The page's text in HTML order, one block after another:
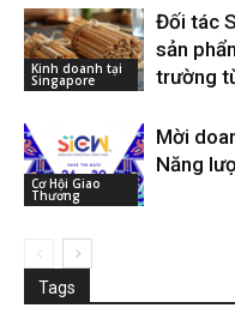
Kinh doanh tại
Singapore
Đối tác
sản
trường
Cơ Hội Giao
Thương
Mời
Năng
Tags